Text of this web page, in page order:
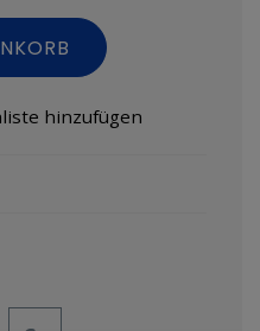
hinzufügen